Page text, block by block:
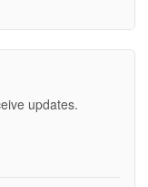
updates.